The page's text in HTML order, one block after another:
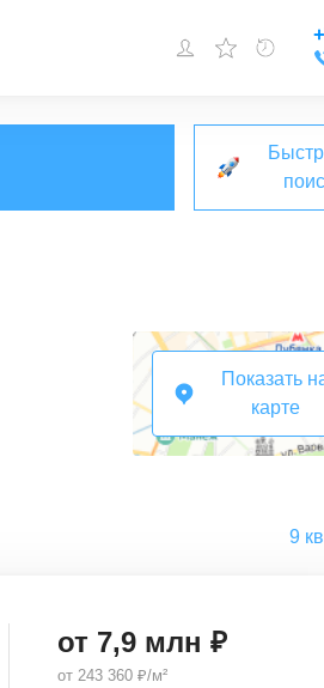
зарегистрироваться
Добавить объект
Показать
карте
9
от 7,9 млн ₽
от 243 360 ₽/м²